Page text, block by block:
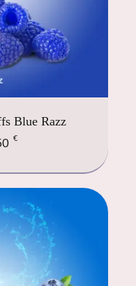
Blue Razz
€